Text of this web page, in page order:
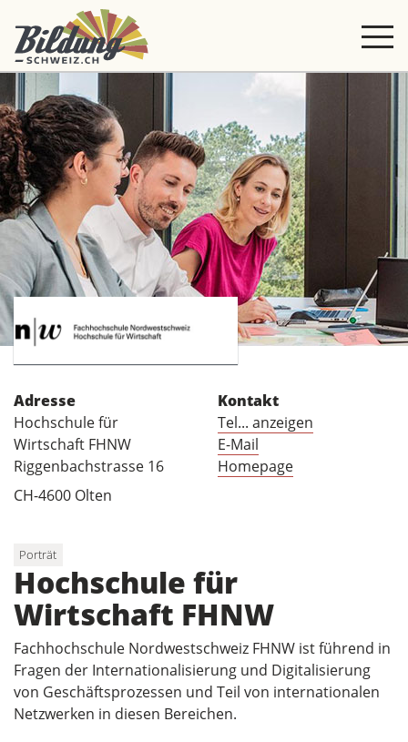
Adresse
Hochschule für
Wirtschaft FHNW
Riggenbachstrasse 16
CH-4600 Olten
Kontakt
Tel... anzeigen
E-Mail
Homepage
Porträt
Hochschule für
Wirtschaft FHNW
Fachhochschule Nordwestschweiz FHNW ist führend in
Fragen der Internationalisierung und Digitalisierung
von Geschäftsprozessen und Teil von internationalen
Netzwerken in diesen Bereichen.